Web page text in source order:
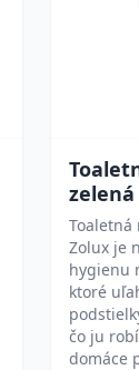
Toaletná
Zolux je
hygienu
ktoré
čo ju
domáce